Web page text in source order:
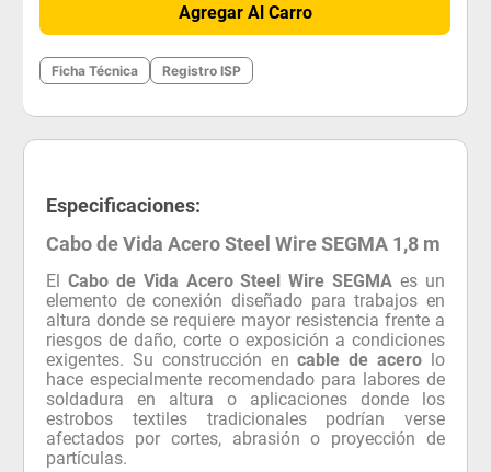
Agregar Al Carro
Ficha Técnica Registro ISP
Especificaciones:
Cabo de Vida Acero Steel Wire SEGMA 1,8 m
ElCabo de Vida Acero Steel Wire SEGMAes un
elemento de conexión diseñado para trabajos en
altura donde se requiere mayor resistencia frente a
riesgos de daño, corte o exposición a condiciones
exigentes. Su construcción encable de acerolo
hace especialmente recomendado para labores de
soldadura en altura o aplicaciones donde los
estrobos textiles tradicionales podrían verse
afectados por cortes, abrasión o proyección de
partículas.